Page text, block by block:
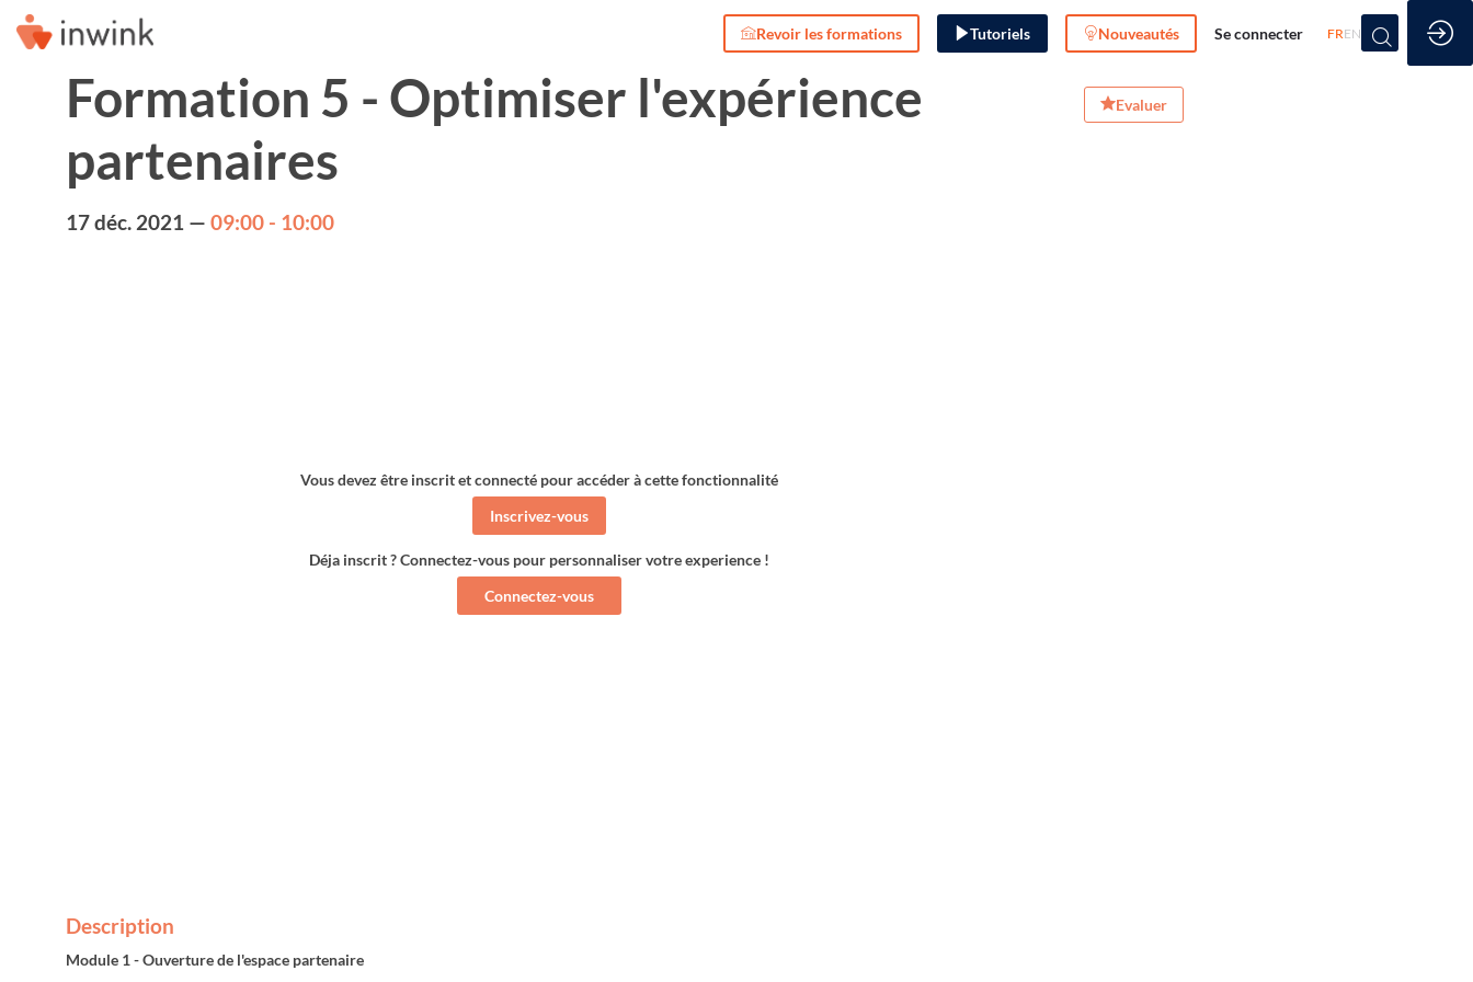
Revoir les formations Tutoriels Nouveautés Se connecter FREN
Evaluer
Formation 5 - Optimiser l'expérience
partenaires
17 déc. 2021 — 09:00 - 10:00
Vous devez être inscrit et connecté pour accéder à cette fonctionnalité
Inscrivez-vous
Déja inscrit ? Connectez-vous pour personnaliser votre experience !
Connectez-vous
Description
Module 1 - Ouverture de l'espace partenaire